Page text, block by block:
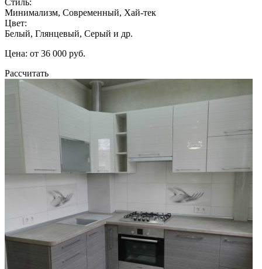
Минимализм, Современный, Хай-тек
Цвет:
Белый, Глянцевый, Серый и др.
Цена: от 36 000 руб.
Рассчитать